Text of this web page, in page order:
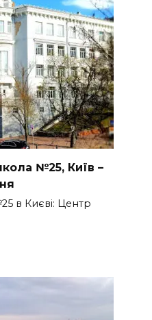
№25, Київ –
в Києві: Центр